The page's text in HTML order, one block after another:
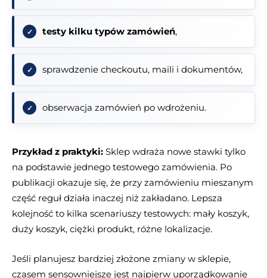
testy kilku typów zamówień,
sprawdzenie checkoutu, maili i dokumentów,
obserwacja zamówień po wdrożeniu.
Przykład z praktyki: Sklep wdraża nowe stawki tylko
na podstawie jednego testowego zamówienia. Po
publikacji okazuje się, że przy zamówieniu mieszanym
część reguł działa inaczej niż zakładano. Lepsza
kolejność to kilka scenariuszy testowych: mały koszyk,
duży koszyk, ciężki produkt, różne lokalizacje.
Jeśli planujesz bardziej złożone zmiany w sklepie,
czasem sensowniejsze jest najpierw uporządkowanie